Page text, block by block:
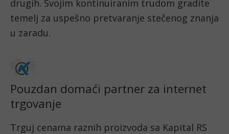
drugih. Svojim kontinuiranim trudom gradite
temelj za uspešno pretvaranje stečenog znanja
u zaradu.
Pouzdan domaći partner za internet
trgovanje
Trguj cenama raznih proizvoda sa Kapital RS